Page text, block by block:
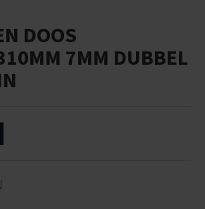
DOOS
7MM DUBBEL